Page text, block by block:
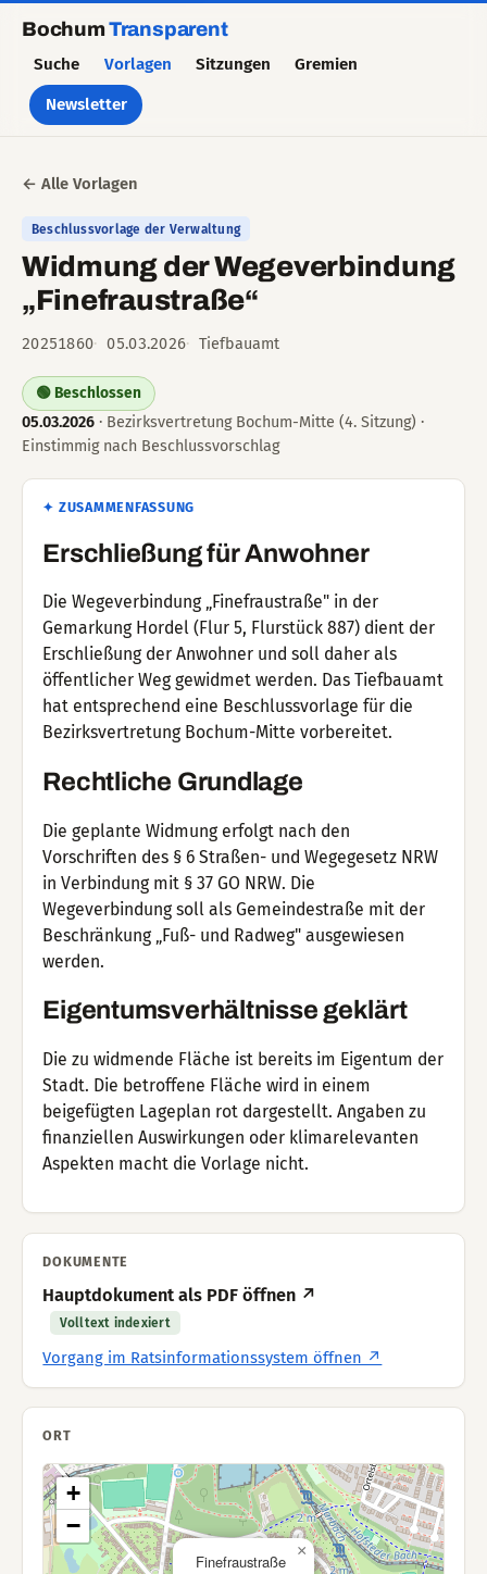
BochumTransparent
Suche Vorlagen Sitzungen Gremien
Newsletter
← Alle Vorlagen
Beschlussvorlage der Verwaltung
Widmung der Wegeverbindung
„Finefraustraße“
20251860 05.03.2026 Tiefbauamt
🟢 Beschlossen
05.03.2026 · Bezirksvertretung Bochum-Mitte (4. Sitzung) ·
Einstimmig nach Beschlussvorschlag
✦ ZUSAMMENFASSUNG
Erschließung für Anwohner
Die Wegeverbindung „Finefraustraße" in der
Gemarkung Hordel (Flur 5, Flurstück 887) dient der
Erschließung der Anwohner und soll daher als
öffentlicher Weg gewidmet werden. Das Tiefbauamt
hat entsprechend eine Beschlussvorlage für die
Bezirksvertretung Bochum-Mitte vorbereitet.
Rechtliche Grundlage
Die geplante Widmung erfolgt nach den
Vorschriften des § 6 Straßen- und Wegegesetz NRW
in Verbindung mit § 37 GO NRW. Die
Wegeverbindung soll als Gemeindestraße mit der
Beschränkung „Fuß- und Radweg" ausgewiesen
werden.
Eigentumsverhältnisse geklärt
Die zu widmende Fläche ist bereits im Eigentum der
Stadt. Die betroffene Fläche wird in einem
beigefügten Lageplan rot dargestellt. Angaben zu
finanziellen Auswirkungen oder klimarelevanten
Aspekten macht die Vorlage nicht.
DOKUMENTE
Hauptdokument als PDF öffnen ↗
Volltext indexiert
Vorgang im Ratsinformationssystem öffnen ↗
ORT
Finefraustraße
×
+
−